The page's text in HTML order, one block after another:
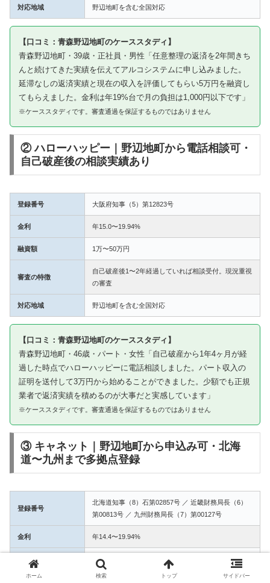
対応地域 野辺地町を含む全国対応
【口コミ：青森野辺地町のケーススタディ】
青森野辺地町・39歳・正社員・男性「任意整理の返済を2年間きち
んと続けてきた実績を伝えてアルコシステムに申し込みました。
延滞なしの返済実績と現在の収入を評価してもらい5万円を融資し
てもらえました。金利は年19%台で月の負担は1,000円以下です」
※ケーススタディです。審査通過を保証するものではありません
② ハローハッピー｜野辺地町から電話相談可・
自己破産後の相談実績あり
登録番号 大阪府知事（5）第12823号
金利 年15.0〜19.94%
融資額 1万〜50万円
審査の特徴
自己破産後1〜2年経過していれば相談受付。現況重視
の審査
対応地域 野辺地町を含む全国対応
【口コミ：青森野辺地町のケーススタディ】
青森野辺地町・46歳・パート・女性「自己破産から1年4ヶ月が経
過した時点でハローハッピーに電話相談しました。パート収入の
証明を送付して3万円から始めることができました。少額でも正規
業者で返済実績を積めるのが大事だと実感しています」
※ケーススタディです。審査通過を保証するものではありません
③ キャネット｜野辺地町から申込み可・北海
道〜九州まで多拠点登録
登録番号
北海道知事（8）石第02857号 ／ 近畿財務局長（6）
第00813号 ／ 九州財務局長（7）第00127号
金利 年14.4〜19.94%
融資額 1万〜50万円
ホーム 検索 トップ サイドバー